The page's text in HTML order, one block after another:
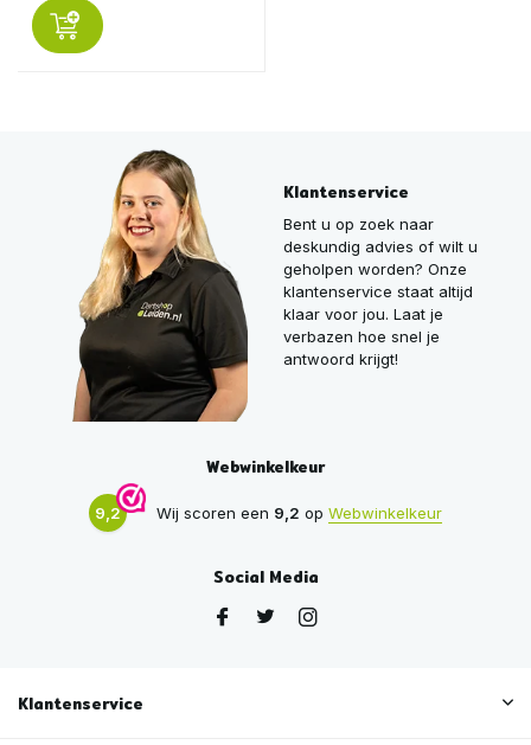
Klantenservice
Bent u op zoek naar
deskundig advies of wilt u
geholpen worden? Onze
klantenservice staat altijd
klaar voor jou. Laat je
verbazen hoe snel je
antwoord krijgt!
Webwinkelkeur
9,2 Wij scoren een 9,2 op Webwinkelkeur
Social Media
Klantenservice